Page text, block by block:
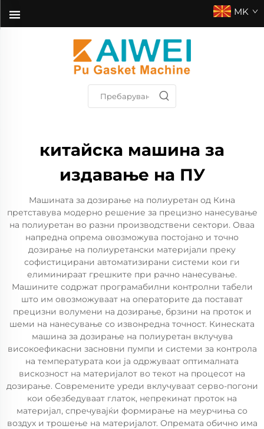
MK
китайска машина за
издавање на ПУ
Машината за дозирање на полиуретан од Кина
претставува модерно решение за прецизно нанесување
на полиуретан во разни производствени сектори. Оваа
напредна опрема овозможува постојано и точно
дозирање на полиуретански материјали преку
софистицирани автоматизирани системи кои ги
елиминираат грешките при рачно нанесување.
Машините содржат програмабилни контролни табели
што им овозможуваат на операторите да постават
прецизни волумени на дозирање, брзини на проток и
шеми на нанесување со извонредна точност. Кинеската
машина за дозирање на полиуретан вклучува
високоефикасни засновни пумпи и системи за контрола
на температурата кои ја одржуваат оптималната
вискозност на материјалот во текот на процесот на
дозирање. Современите уреди вклучуваат серво-погони
кои обезбедуваат глаток, непрекинат проток на
материјал, спречувајќи формирање на меурчиња со
воздух и трошење на материјалот. Опремата обично има